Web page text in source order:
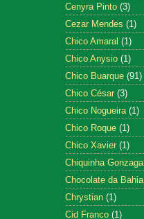
Cenyra Pinto (3)
Cezar Mendes (1)
Chico Amaral (1)
Chico Anysio (1)
Chico Buarque (91)
Chico César (3)
Chico Nogueira (1)
Chico Roque (1)
Chico Xavier (1)
Chiquinha Gonzaga
Chocolate da Bahia
Chrystian (1)
Cid Franco (1)